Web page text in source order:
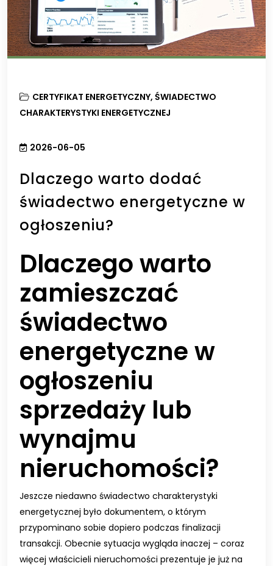
CERTYFIKAT ENERGETYCZNY, ŚWIADECTWO
CHARAKTERYSTYKI ENERGETYCZNEJ
2026-06-05
Dlaczego warto dodać
świadectwo energetyczne w
ogłoszeniu?
Dlaczego warto
zamieszczać
świadectwo
energetyczne w
ogłoszeniu
sprzedaży lub
wynajmu
nieruchomości?
Jeszcze niedawno świadectwo charakterystyki
energetycznej było dokumentem, o którym
przypominano sobie dopiero podczas finalizacji
transakcji. Obecnie sytuacja wygląda inaczej – coraz
więcej właścicieli nieruchomości prezentuje je już na